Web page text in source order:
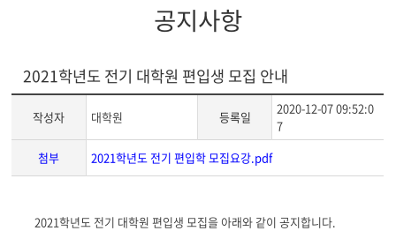
공지사항
2021학년도 전기 대학원 편입생 모집 안내
작성자 대학원 등록일
2020-12-07 09:52:0
7
첨부
2021학년도 전기 편입학 모집요강.pdf
게
2021학년도 전기 대학원 편입생 모집을 아래와 같이 공지합니다.